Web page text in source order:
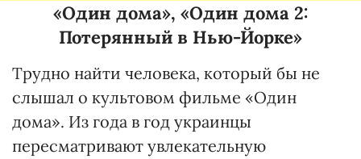
«Один дома», «Один дома 2:
Потерянный в Нью-Йорке»
Трудно найти человека, который бы не
слышал о культовом фильме «Один
дома». Из года в год украинцы
пересматривают увлекательную